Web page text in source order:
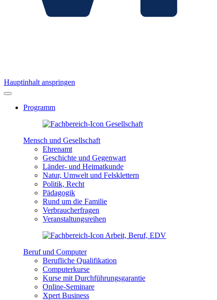
Hauptinhalt anspringen
Programm
Mensch und Gesellschaft
Ehrenamt
Geschichte und Gegenwart
Länder- und Heimatkunde
Natur, Umwelt und Felsklettern
Politik, Recht
Pädagogik
Rund um die Familie
Verbraucherfragen
Veranstaltungsreihen
Beruf und Computer
Berufliche Qualifikation
Computerkurse
Kurse mit Durchführungsgarantie
Online-Seminare
Xpert Business